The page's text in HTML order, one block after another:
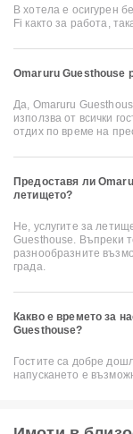
В хотела е осигурен
Fi както за работа,
Omaruru Guesthouse
Да, Omaruru
използва от всички
отдих по време на
Предоставя ли
летището?
Не, услугите за
Guesthouse. Въпреки
разнообразните
града.
Какво е времето за
Guesthouse?
Гостите са добре
напускането е